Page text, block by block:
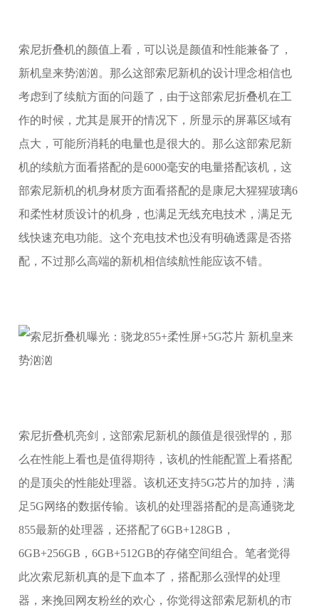
索尼折叠机的颜值上看，可以说是颜值和性能兼备了，
新机皇来势汹汹。那么这部索尼新机的设计理念相信也
考虑到了续航方面的问题了，由于这部索尼折叠机在工
作的时候，尤其是展开的情况下，所显示的屏幕区域有
点大，可能所消耗的电量也是很大的。那么这部索尼新
机的续航方面看搭配的是6000毫安的电量搭配该机，这
部索尼新机的机身材质方面看搭配的是康尼大猩猩玻璃6
和柔性材质设计的机身，也满足无线充电技术，满足无
线快速充电功能。这个充电技术也没有明确透露是否搭
配，不过那么高端的新机相信续航性能应该不错。
索尼折叠机亮剑，这部索尼新机的颜值是很强悍的，那
么在性能上看也是值得期待，该机的性能配置上看搭配
的是顶尖的性能处理器。该机还支持5G芯片的加持，满
足5G网络的数据传输。该机的处理器搭配的是高通骁龙
855最新的处理器，还搭配了6GB+128GB，
6GB+256GB，6GB+512GB的存储空间组合。笔者觉得
此次索尼新机真的是下血本了，搭配那么强悍的处理
器，来挽回网友粉丝的欢心，你觉得这部索尼新机的市